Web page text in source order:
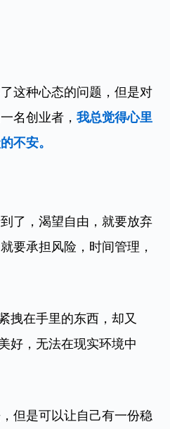
这种心态的问题，但是对
名创业者，我总觉得心里
不安。
了，渴望自由，就要放弃
要承担风险，时间管理，
拽在手里的东西，却又
好，无法在现实环境中
但是可以让自己有一份稳